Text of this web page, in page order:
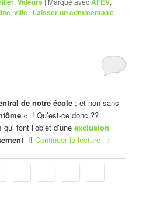
,ville | Laisser un commentaire
de notre école ; et non sans
« ! Qu’est-ce donc ??
qui font l’objet d’uneexclusion
!!Continuer la lecture →